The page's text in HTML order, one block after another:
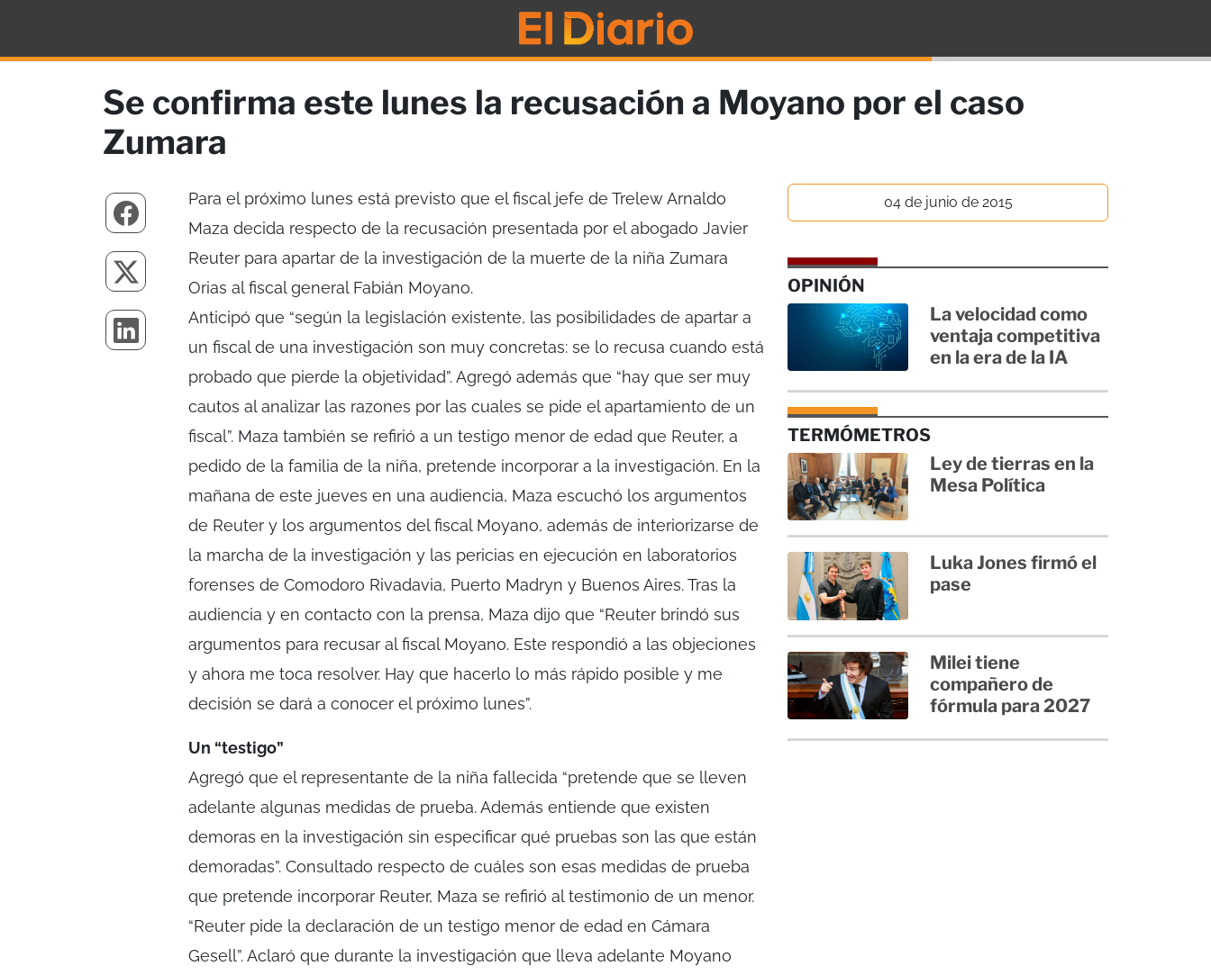
Se confirma este lunes la recusación a Moyano por el caso
Zumara
Para el próximo lunes está previsto que el fiscal jefe de Trelew Arnaldo
Maza decida respecto de la recusación presentada por el abogado Javier
Reuter para apartar de la investigación de la muerte de la niña Zumara
Orias al fiscal general Fabián Moyano.
Anticipó que “según la legislación existente, las posibilidades de apartar a
un fiscal de una investigación son muy concretas: se lo recusa cuando está
probado que pierde la objetividad”. Agregó además que “hay que ser muy
cautos al analizar las razones por las cuales se pide el apartamiento de un
fiscal”. Maza también se refirió a un testigo menor de edad que Reuter, a
pedido de la familia de la niña, pretende incorporar a la investigación. En la
mañana de este jueves en una audiencia, Maza escuchó los argumentos
de Reuter y los argumentos del fiscal Moyano, además de interiorizarse de
la marcha de la investigación y las pericias en ejecución en laboratorios
forenses de Comodoro Rivadavia, Puerto Madryn y Buenos Aires. Tras la
audiencia y en contacto con la prensa, Maza dijo que “Reuter brindó sus
argumentos para recusar al fiscal Moyano. Este respondió a las objeciones
y ahora me toca resolver. Hay que hacerlo lo más rápido posible y me
decisión se dará a conocer el próximo lunes”.
Un “testigo”
Agregó que el representante de la niña fallecida “pretende que se lleven
adelante algunas medidas de prueba. Además entiende que existen
demoras en la investigación sin especificar qué pruebas son las que están
demoradas”. Consultado respecto de cuáles son esas medidas de prueba
que pretende incorporar Reuter, Maza se refirió al testimonio de un menor.
“Reuter pide la declaración de un testigo menor de edad en Cámara
Gesell”. Aclaró que durante la investigación que lleva adelante Moyano
04 de junio de 2015
OPINIÓN
La velocidad como
ventaja competitiva
en la era de la IA
TERMÓMETROS
Ley de tierras en la
Mesa Política
Luka Jones firmó el
pase
Milei tiene
compañero de
fórmula para 2027